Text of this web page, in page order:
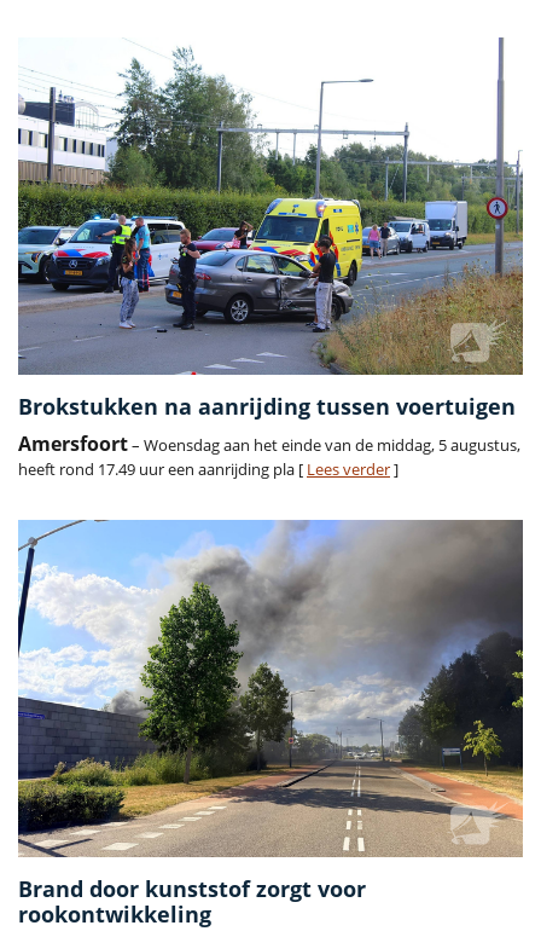
Brokstukken na aanrijding tussen voertuigen
Amersfoort– Woensdag aan het einde van de middag, 5 augustus,
heeft rond 17.49 uur een aanrijding pla [ Lees verder]
Brand door kunststof zorgt voor
rookontwikkeling